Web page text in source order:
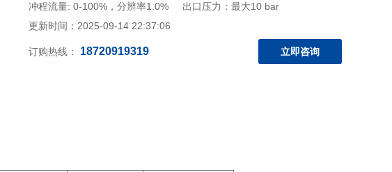
冲程流量: 0-100%，分辨率1.0% 出口压力：最大10 bar
更新时间：2025-09-14 22:37:06
订购热线： 18720919319 立即咨询